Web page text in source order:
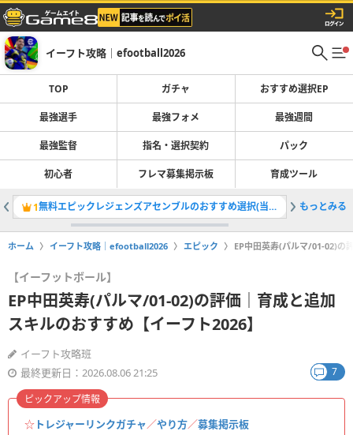
イーフト攻略｜efootball2026
TOP ガチャ おすすめ選択EP
最強選手 最強フォメ 最強週間
最強監督 指名・選択契約 パック
初心者 フレマ募集掲示板 育成ツール
1 無料エピックレジェンズアセンブルのおすすめ選択(当たり)選手ランキングと引き方 2最強選
もっとみる
ホーム イーフト攻略｜efootball2026 エピック EP中田英寿(パルマ/01-02)の
【イーフットボール】
EP中田英寿(パルマ/01-02)の評価｜育成と追加
スキルのおすすめ【イーフト2026】
イーフト攻略班
最終更新日：2026.08.06 21:25
7
☆ トレジャーリンクガチャ／やり方／募集掲示板
ピックアップ情報